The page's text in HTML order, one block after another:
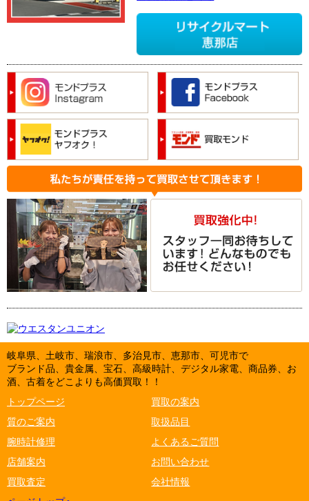
岐阜県、土岐市、瑞浪市、多治見市、恵那市、可児市で
ブランド品、貴金属、宝石、高級時計、デジタル家電、商品券、お
酒、古着をどこよりも高価買取！！
トップページ
買取の案内
質のご案内
取扱品目
腕時計修理
よくあるご質問
店舗案内
お問い合わせ
買取査定
会社情報